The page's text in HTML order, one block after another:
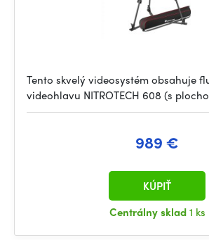
Tento skvelý videosystém obsahuje
videohlavu NITROTECH 608 (s
989 €
Centrálny sklad1 ks
KÚPIŤ